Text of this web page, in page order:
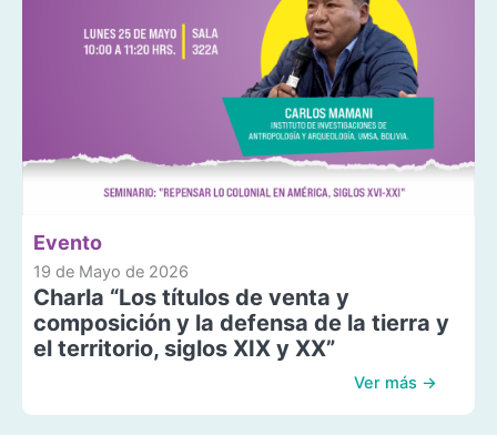
Evento
19 de Mayo de 2026
Charla “Los títulos de venta y
composición y la defensa de la tierra y
el territorio, siglos XIX y XX”
Ver más →